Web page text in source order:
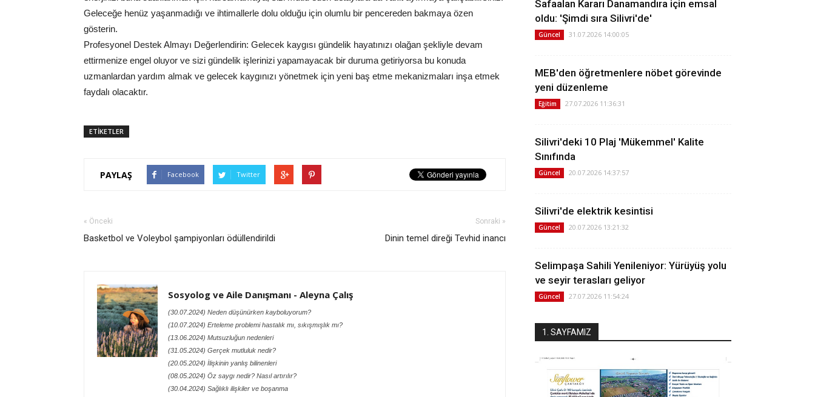
Geleceğe henüz yaşanmadığı ve ihtimallerle dolu olduğu için olumlu bir pencereden bakmaya özen
gösterin.
Profesyonel Destek Almayı Değerlendirin: Gelecek kaygısı gündelik hayatınızı olağan şekliyle devam
ettirmenize engel oluyor ve sizi gündelik işlerinizi yapamayacak bir duruma getiriyorsa bu konuda
uzmanlardan yardım almak ve gelecek kaygınızı yönetmek için yeni baş etme mekanizmaları inşa etmek
faydalı olacaktır.
ETİKETLER
PAYLAŞ Facebook Twitter
« Önceki
Basketbol ve Voleybol şampiyonları ödüllendirildi
Sonraki »
Dinin temel direği Tevhid inancı
Sosyolog ve Aile Danışmanı - Aleyna Çalış
(30.07.2024) Neden düşünürken kayboluyorum?
(10.07.2024) Erteleme problemi hastalık mı, sıkışmışlık mı?
(13.06.2024) Mutsuzluğun nedenleri
(31.05.2024) Gerçek mutluluk nedir?
(20.05.2024) İlişkinin yanlış bilinenleri
(08.05.2024) Öz saygı nedir? Nasıl artırılır?
(30.04.2024) Sağlıklı ilişkiler ve boşanma
Safaalan Kararı Danamandıra için emsal
oldu: 'Şimdi sıra Silivri'de'
Güncel 31.07.2026 14:00:05
MEB'den öğretmenlere nöbet görevinde
yeni düzenleme
Eğitim 27.07.2026 11:36:31
Silivri'deki 10 Plaj 'Mükemmel' Kalite
Sınıfında
Güncel 20.07.2026 14:37:57
Silivri'de elektrik kesintisi
Güncel 20.07.2026 13:21:32
Selimpaşa Sahili Yenileniyor: Yürüyüş yolu
ve seyir terasları geliyor
Güncel 27.07.2026 11:54:24
1. SAYFAMIZ